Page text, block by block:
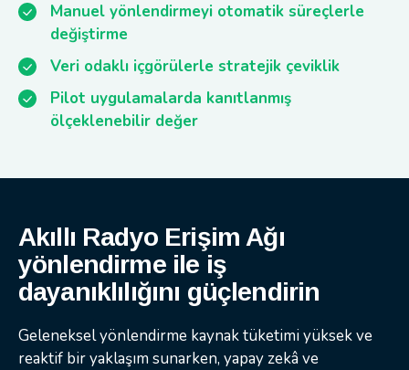
Manuel yönlendirmeyi otomatik süreçlerle
değiştirme
Veri odaklı içgörülerle stratejik çeviklik
Pilot uygulamalarda kanıtlanmış
ölçeklenebilir değer
Akıllı Radyo Erişim Ağı
yönlendirme ile iş
dayanıklılığını güçlendirin
Geleneksel yönlendirme kaynak tüketimi yüksek ve
reaktif bir yaklaşım sunarken, yapay zekâ ve